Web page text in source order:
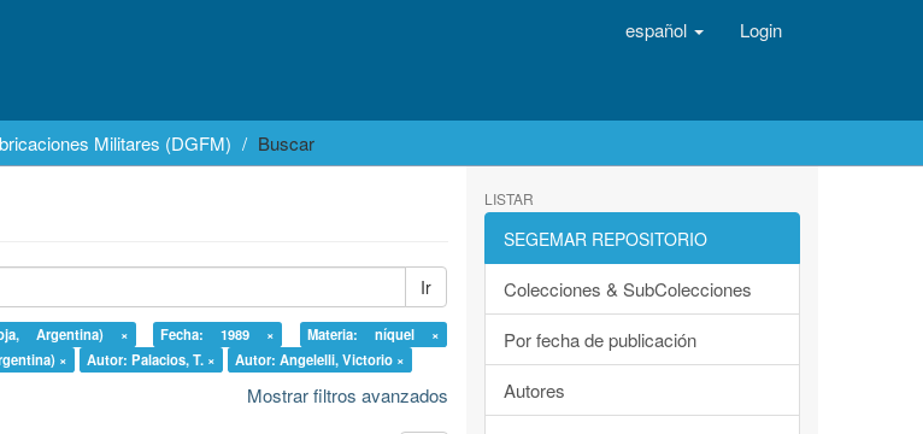
español Login
Militares (DGFM) Buscar
Ir
Argentina) × Fecha: 1989 ×
Materia: níquel ×
× Autor: Palacios, T. × Autor: Angelelli, Victorio ×
Mostrar filtros avanzados
LISTAR
SEGEMAR REPOSITORIO
Colecciones & SubColecciones
Por fecha de publicación
Autores